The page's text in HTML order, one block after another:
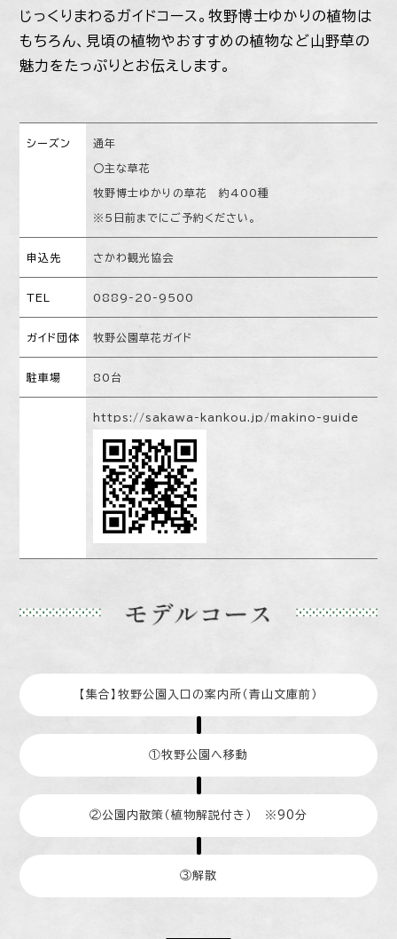
じっくりまわるガイドコース。牧野博士ゆかりの植物は
もちろん、見頃の植物やおすすめの植物など山野草の
魅力をたっぷりとお伝えします。
シーズン 通年
〇主な草花
牧野博士ゆかりの草花 約400種
※５日前までにご予約ください。
申込先 さかわ観光協会
TEL 0889-20-9500
ガイド団体 牧野公園草花ガイド
駐車場 80台
https://sakawa-kankou.jp/makino-guide
【集合】牧野公園入口の案内所（青山文庫前）
①牧野公園へ移動
②公園内散策（植物解説付き） ※90分
③解散